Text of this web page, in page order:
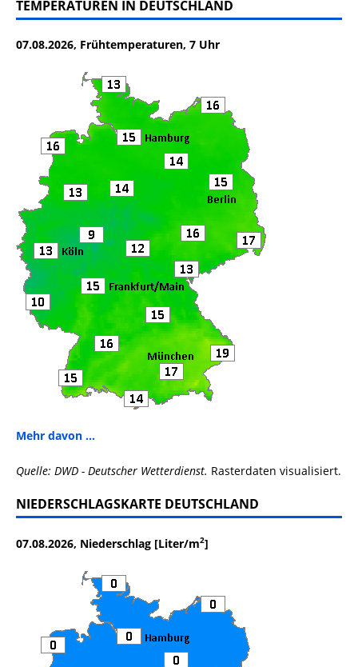
e
b
k
te
r
l n
TEMPERATUREN IN DEUTSCHLAND
07.08.2026, Frühtemperaturen, 7 Uhr
Mehr davon ...
Quelle: DWD - Deutscher Wetterdienst. Rasterdaten visualisiert.
NIEDERSCHLAGSKARTE DEUTSCHLAND
07.08.2026, Niederschlag [Liter/m2]